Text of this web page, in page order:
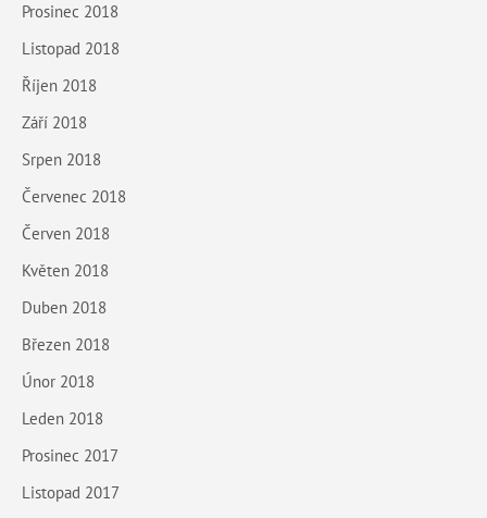
Prosinec 2018
Listopad 2018
Říjen 2018
Září 2018
Srpen 2018
Červenec 2018
Červen 2018
Květen 2018
Duben 2018
Březen 2018
Únor 2018
Leden 2018
Prosinec 2017
Listopad 2017